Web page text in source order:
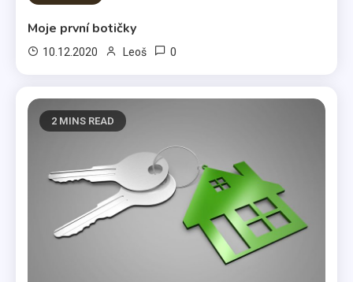
Moje první botičky
10.12.2020 Leoš 0
2 MINS READ